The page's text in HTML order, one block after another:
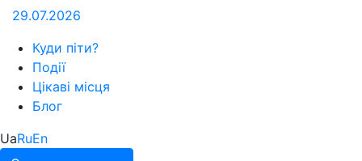
29.07.2026
Куди піти?
Події
Цікаві місця
Блог
UaRuEn